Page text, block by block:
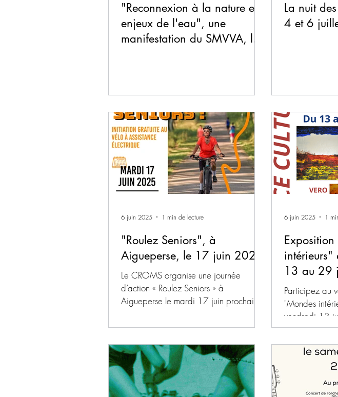
"Reconnexion à la nature et
enjeux de l'eau", une
manifestation du SMVVA, le
La nuit
4 et 6
"Roulez Seniors", à
Aigueperse, le 17 juin 2025
Le CROMS organise une journée
d’action « Roulez Seniors » à
Aigueperse le mardi 17 juin prochain.
6 juin 2025 1 min de lecture
intérieurs"
13 au 29
Participez au
"Mondes
vendredi 13
mairie de
6 juin 2025 1